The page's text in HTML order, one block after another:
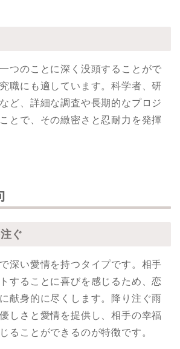
つのことに深く没頭することがで
職にも適しています。科学者、研
ど、詳細な調査や長期的なプロジ
とで、その緻密さと忍耐力を発揮
ぐ
深い愛情を持つタイプです。相手
することに喜びを感じるため、恋
献身的に尽くします。降り注ぐ雨
しさと愛情を提供し、相手の幸福
ることができるのが特徴です。